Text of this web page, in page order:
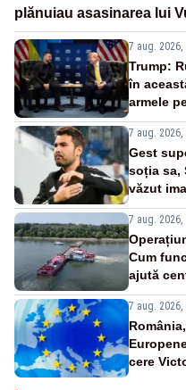
plănuiau asasinarea lui
7 aug. 2026,
Trump:
în
armele
7 aug. 2026,
Gest
soția sa,
văzut
7 aug. 2026,
Cum
ajută
7 aug. 2026,
cere